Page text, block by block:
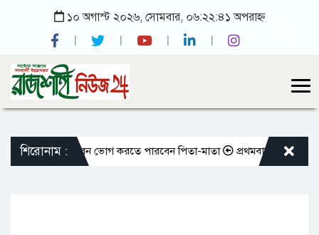
১০ অগাস্ট ২০২৬, সোমবার, ০৬:২২:৪১ অপরাহ্ন
শিরোনাম :
করলেও আজীবন ভোগ করতে পারবেন পিতা-মাতা প্রথমবারের মতো